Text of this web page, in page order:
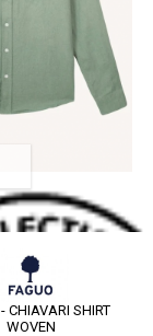
CHIAVARI SHIRT
WOVEN